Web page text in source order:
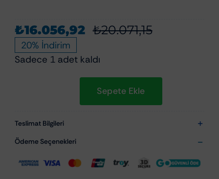
₺20.071,15Orijinal
₺16.056,92
Şu
20% İndirim
Sadece 1 adet kaldı
EX
(03.5617)
Çok
Sepete Ekle
Teslimat Bilgileri
Ödeme Seçenekleri